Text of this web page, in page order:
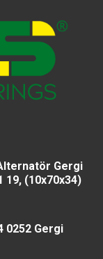
Gergi
19, (10x70x34)
0252 Gergi